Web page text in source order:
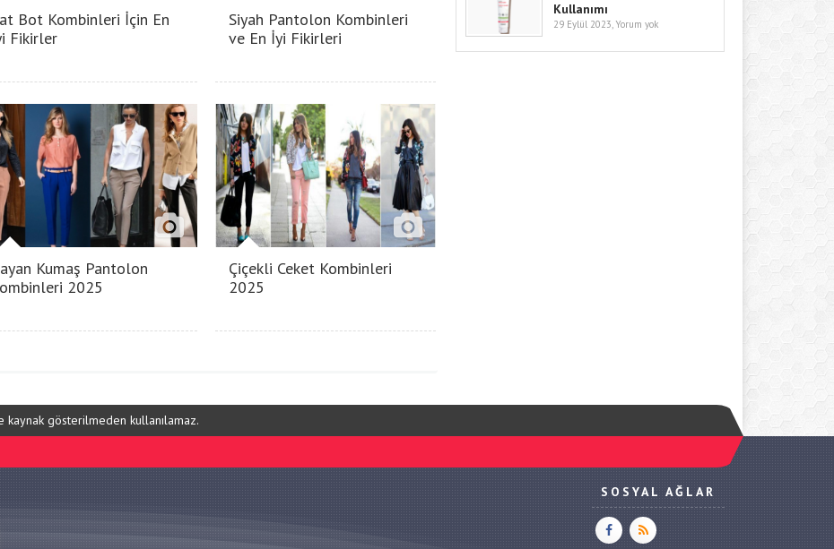
Bot Kombinleri İçin En
Fikirler
Siyah Pantolon Kombinleri
ve En İyi Fikirleri
Kumaş Pantolon
2025
Çiçekli Ceket Kombinleri
2025
Kullanımı
29 Eylül 2023, Yorum yok
gösterilmeden kullanılamaz.
SOSYAL AĞLAR